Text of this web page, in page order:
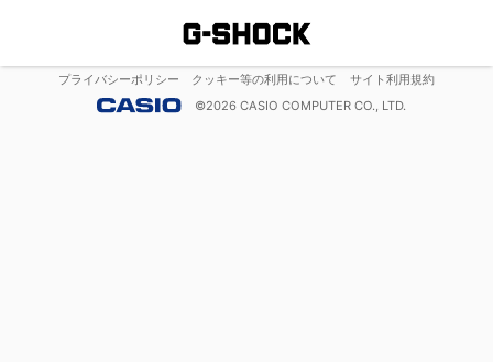
プライバシーポリシー クッキー等の利用について
サイト利用規約
©2026 CASIO COMPUTER CO., LTD.